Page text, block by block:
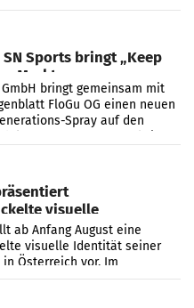
Sports bringt „Keep
Markt
bringt gemeinsam mit
FloGu OG einen neuen
Spray auf den
visuelle
ab Anfang August eine
visuelle Identität seiner
in Österreich vor. Im
Redesigns stehen zentrale